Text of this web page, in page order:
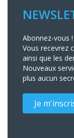
Abonnez-vous !
Vous recevrez
ainsi que les
Nouveaux
plus aucun
Je